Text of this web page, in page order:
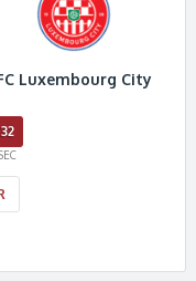
Luxembourg City
32